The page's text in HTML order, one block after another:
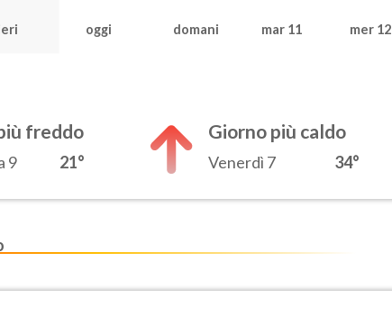
oggi domani mar 11 mer 12
freddo
9 21°
Giorno più caldo
Venerdì 7 34°